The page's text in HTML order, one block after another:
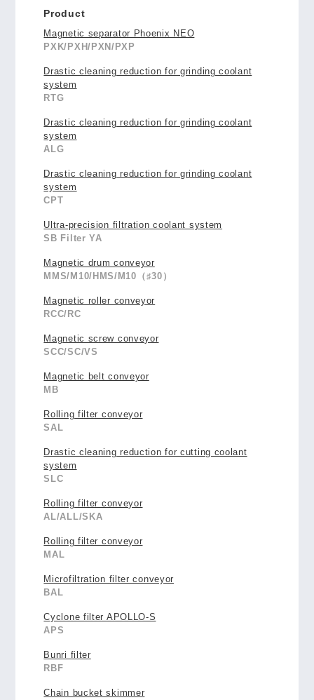
Product
Magnetic separator Phoenix NEO
PXK/PXH/PXN/PXP
Drastic cleaning reduction for grinding coolant
system
RTG
Drastic cleaning reduction for grinding coolant
system
ALG
Drastic cleaning reduction for grinding coolant
system
CPT
Ultra-precision filtration coolant system
SB Filter YA
Magnetic drum conveyor
MMS/M10/HMS/M10（♯30）
Magnetic roller conveyor
RCC/RC
Magnetic screw conveyor
SCC/SC/VS
Magnetic belt conveyor
MB
Rolling filter conveyor
SAL
Drastic cleaning reduction for cutting coolant
system
SLC
Rolling filter conveyor
AL/ALL/SKA
Rolling filter conveyor
MAL
Microfiltration filter conveyor
BAL
Cyclone filter APOLLO-S
APS
Bunri filter
RBF
Chain bucket skimmer